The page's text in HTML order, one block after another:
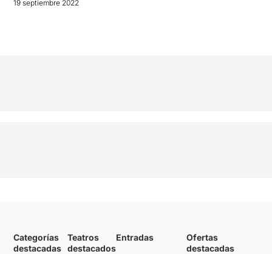
19 septiembre 2022
Categorías
destacadas
Teatros
destacados
Entradas
Ofertas
destacadas